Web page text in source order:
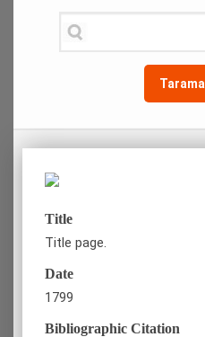
Tarama
Title
Title page.
Date
1799
Bibliographic Citation